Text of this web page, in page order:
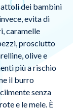
dei bambini
evita di
caramelle
prosciutto
olive e
più a rischio
il burro
senza
e le mele. È